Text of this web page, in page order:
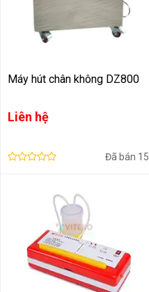
Máy hút chân không DZ800
Liên hệ
Đã bán 15